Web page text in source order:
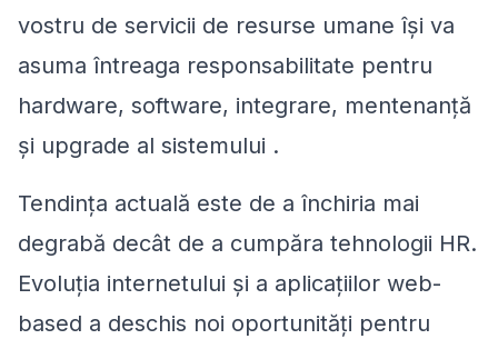
vostru de servicii de resurse umane își va
asuma întreaga responsabilitate pentru
hardware, software, integrare, mentenanță
și upgrade al sistemului .
Tendința actuală este de a închiria mai
degrabă decât de a cumpăra tehnologii HR.
Evoluția internetului și a aplicațiilor web-
based a deschis noi oportunități pentru